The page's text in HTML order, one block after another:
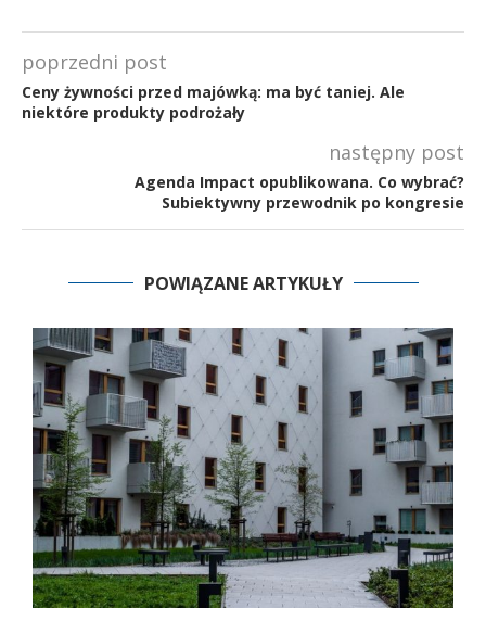
poprzedni post
Ceny żywności przed majówką: ma być taniej. Ale
niektóre produkty podrożały
następny post
Agenda Impact opublikowana. Co wybrać?
Subiektywny przewodnik po kongresie
POWIĄZANE ARTYKUŁY